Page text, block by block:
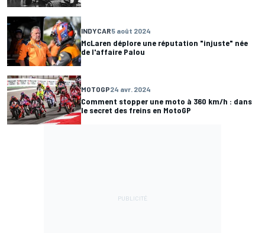
INDYCAR5 août 2024
McLaren déplore une réputation "injuste" née
de l'affaire Palou
MOTOGP24 avr. 2024
Comment stopper une moto à 360 km/h : dans
le secret des freins en MotoGP